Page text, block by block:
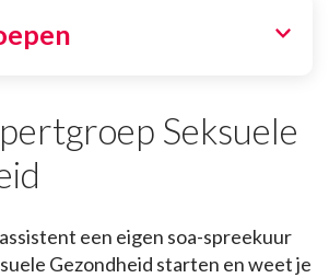
Seksuele
een eigen soa-spreekuur
Gezondheid starten en weet je